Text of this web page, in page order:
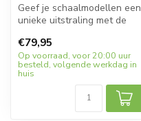
Geef je schaalmodellen een
unieke uitstraling met de
€79,95
Op voorraad, voor 20:00 uur
besteld, volgende werkdag in
huis